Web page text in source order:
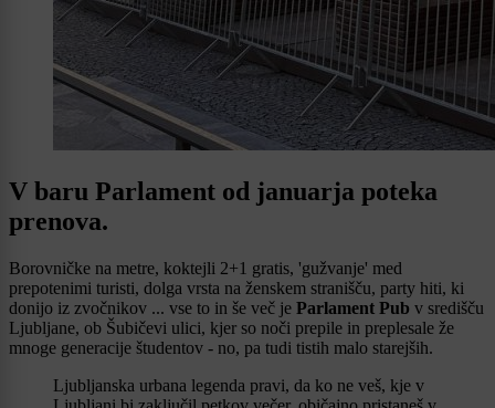
V baru Parlament od januarja poteka
prenova.
Borovničke na metre, koktejli 2+1 gratis, 'gužvanje' med
prepotenimi turisti, dolga vrsta na ženskem stranišču, party hiti, ki
donijo iz zvočnikov ... vse to in še več je Parlament Pub v središču
Ljubljane, ob Šubičevi ulici, kjer so noči prepile in preplesale že
mnoge generacije študentov - no, pa tudi tistih malo starejših.
Ljubljanska urbana legenda pravi, da ko ne veš, kje v